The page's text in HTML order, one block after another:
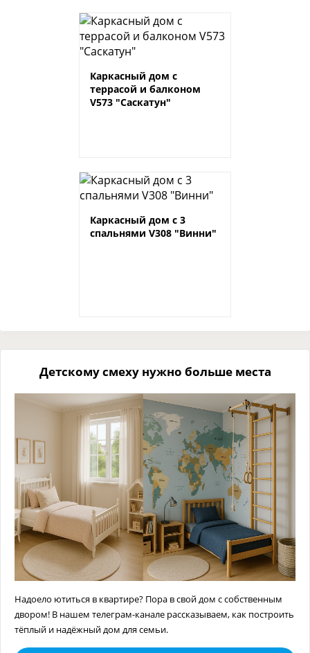
Каркасный дом с
террасой и балконом
V573 "Саскатун"
Каркасный дом с 3
спальнями V308 "Винни"
Детскому смеху нужно больше места
Надоело ютиться в квартире? Пора в свой дом с собственным
двором! В нашем телеграм-канале рассказываем, как построить
тёплый и надёжный дом для семьи.